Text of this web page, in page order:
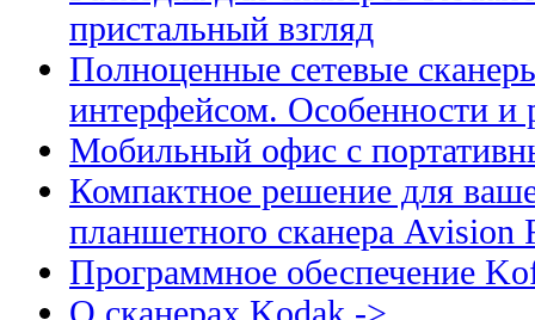
пристальный взгляд
Полноценные сетевые
интерфейсом. Особенности и
Мобильный офис с
Компактное решение для
планшетного сканера Avision
Программное обеспечение
О сканерах Kodak ->